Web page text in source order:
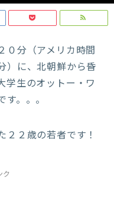
０分（アメリカ時間
）に、北朝鮮から昏
学生のオットー・ワ
。。。
２２歳の若者です！
ク